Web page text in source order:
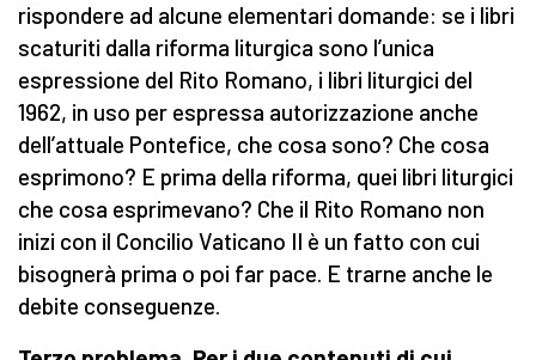
rispondere ad alcune elementari domande: se i libri
scaturiti dalla riforma liturgica sono l’unica
espressione del Rito Romano, i libri liturgici del
1962, in uso per espressa autorizzazione anche
dell’attuale Pontefice, che cosa sono? Che cosa
esprimono? E prima della riforma, quei libri liturgici
che cosa esprimevano? Che il Rito Romano non
inizi con il Concilio Vaticano II è un fatto con cui
bisognerà prima o poi far pace. E trarne anche le
debite conseguenze.